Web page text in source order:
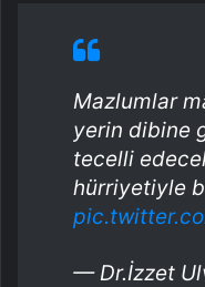
Mazlumlar
yerin dibine
tecelli
hürriyetiyle
— Dr.İzzet